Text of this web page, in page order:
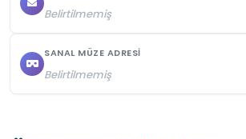
Belirtilmemiş
SANAL MÜZE ADRESI
Belirtilmemiş